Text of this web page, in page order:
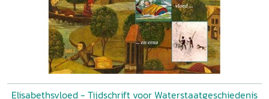
Elisabethsvloed - Tijdschrift voor Waterstaatgeschiedenis